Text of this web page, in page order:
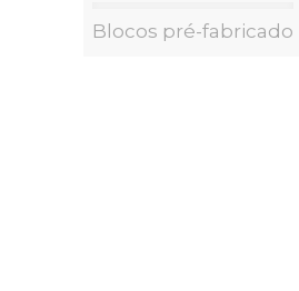
Blocos pré-fabricado